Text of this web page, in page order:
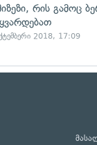
რის გამოც
2018, 17:09